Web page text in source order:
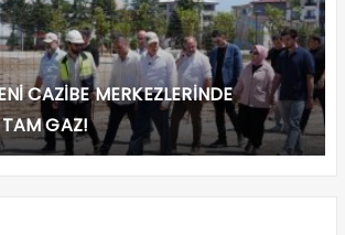
CAZİBE MERKEZLERİNDE
GAZ!